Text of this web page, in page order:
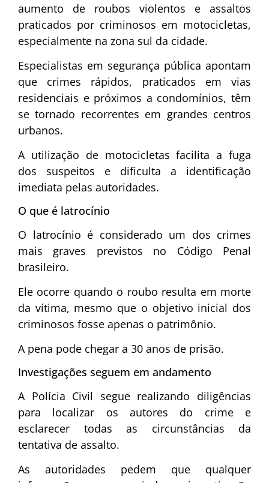
aumento de roubos violentos e assaltos
praticados por criminosos em motocicletas,
especialmente na zona sul da cidade.
Especialistas em segurança pública apontam
que crimes rápidos, praticados em vias
residenciais e próximos a condomínios, têm
se tornado recorrentes em grandes centros
urbanos.
A utilização de motocicletas facilita a fuga
dos suspeitos e dificulta a identificação
imediata pelas autoridades.
O que é latrocínio
O latrocínio é considerado um dos crimes
mais graves previstos no Código Penal
brasileiro.
Ele ocorre quando o roubo resulta em morte
da vítima, mesmo que o objetivo inicial dos
criminosos fosse apenas o patrimônio.
A pena pode chegar a 30 anos de prisão.
Investigações seguem em andamento
A Polícia Civil segue realizando diligências
para localizar os autores do crime e
esclarecer todas as circunstâncias da
tentativa de assalto.
As autoridades pedem que qualquer